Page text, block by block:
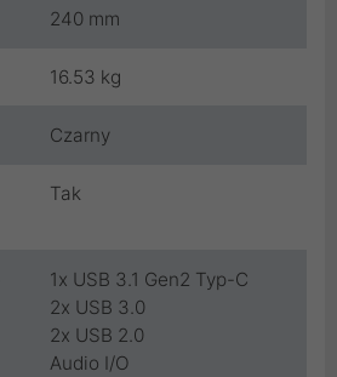
240 mm
16.53 kg
Czarny
Tak
1x USB 3.1 Gen2 Typ-C
2x USB 3.0
2x USB 2.0
Audio I/O